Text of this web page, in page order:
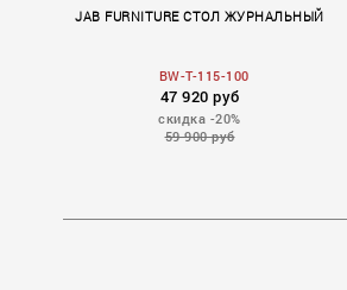
JAB FURNITURE СТОЛ ЖУРНАЛЬНЫЙ
BW-T-115-100
47 920 руб
скидка -20%
59 900 руб